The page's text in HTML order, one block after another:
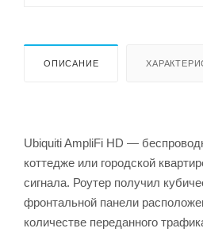
ОПИСАНИЕ
Ubiquiti AmpliFi HD —
коттедже или городской
сигнала. Роутер получил
фронтальной панели
количестве переданного